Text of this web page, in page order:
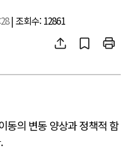
| 조회수: 12861
동의 변동 양상과 정책적 함